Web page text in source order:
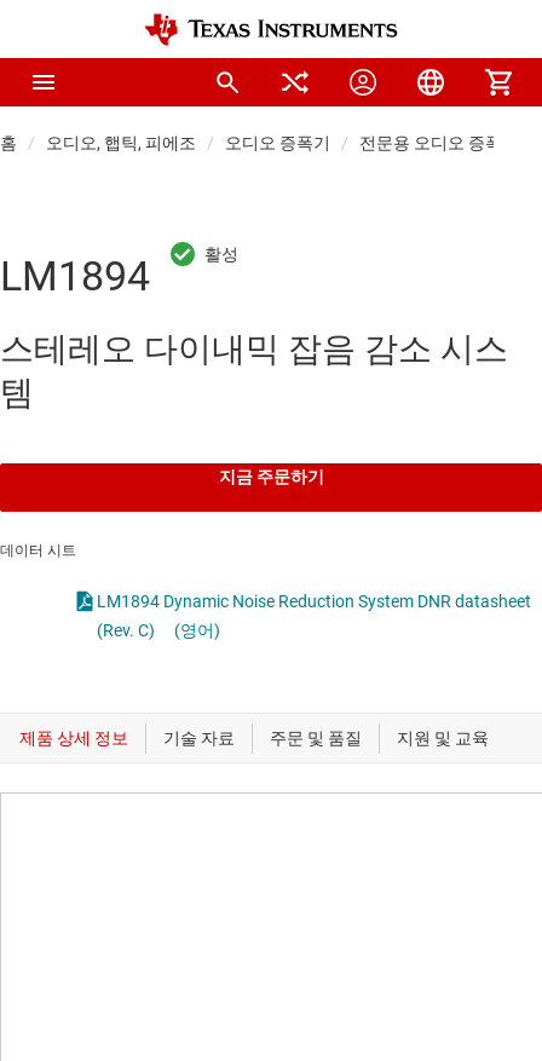
홈 오디오, 햅틱, 피에조 오디오 증폭기 전문용 오디오 증폭기
LM1894
스테레오 다이내믹 잡음 감소 시스
템
지금 주문하기
데이터 시트
LM1894 Dynamic Noise Reduction System DNR datasheet
(Rev. C)
(영어)